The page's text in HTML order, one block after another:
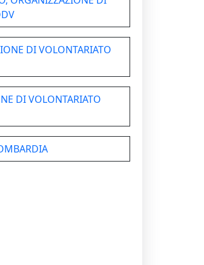
DI VOLONTARIATO
DI VOLONTARIATO